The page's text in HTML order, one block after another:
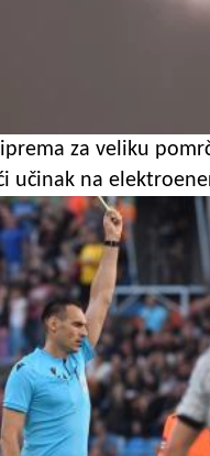
za veliku
učinak na